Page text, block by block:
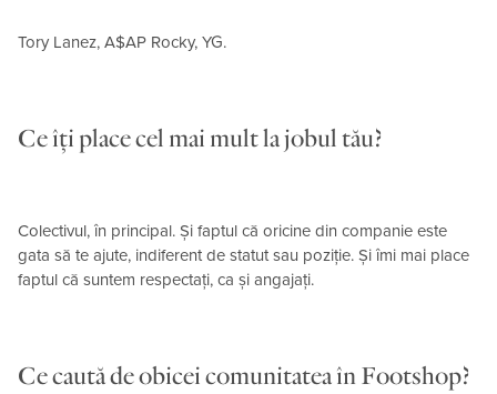
Tory Lanez, A$AP Rocky, YG.
Ce îți place cel mai mult la jobul tău?
Colectivul, în principal. Și faptul că oricine din companie este
gata să te ajute, indiferent de statut sau poziție. Și îmi mai place
faptul că suntem respectați, ca și angajați.
Ce caută de obicei comunitatea în Footshop?